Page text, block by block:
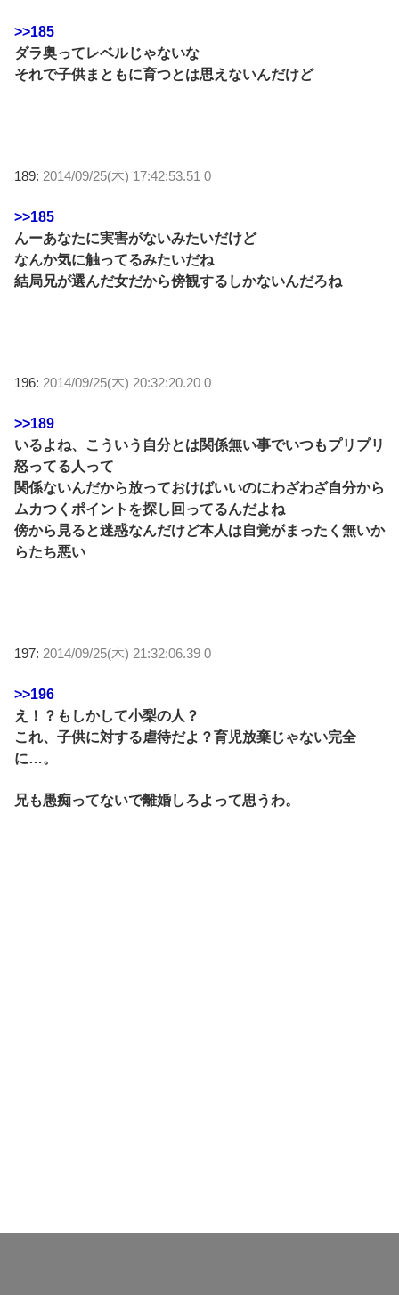
>>185
ダラ奥ってレベルじゃないな
それで子供まともに育つとは思えないんだけど
189: 2014/09/25(木) 17:42:53.51 0
>>185
んーあなたに実害がないみたいだけど
なんか気に触ってるみたいだね
結局兄が選んだ女だから傍観するしかないんだろね
196: 2014/09/25(木) 20:32:20.20 0
>>189
いるよね、こういう自分とは関係無い事でいつもプリプリ
怒ってる人って
関係ないんだから放っておけばいいのにわざわざ自分から
ムカつくポイントを探し回ってるんだよね
傍から見ると迷惑なんだけど本人は自覚がまったく無いか
らたち悪い
197: 2014/09/25(木) 21:32:06.39 0
>>196
え！？もしかして小梨の人？
これ、子供に対する虐待だよ？育児放棄じゃない完全
に…。
兄も愚痴ってないで離婚しろよって思うわ。